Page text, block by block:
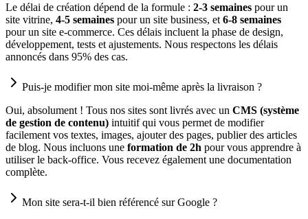
Le délai de création dépend de la formule : 2-3 semaines pour un
site vitrine, 4-5 semaines pour un site business, et 6-8 semaines
pour un site e-commerce. Ces délais incluent la phase de design,
développement, tests et ajustements. Nous respectons les délais
annoncés dans 95% des cas.
Puis-je modifier mon site moi-même après la livraison ?
Oui, absolument ! Tous nos sites sont livrés avec un CMS (système
de gestion de contenu) intuitif qui vous permet de modifier
facilement vos textes, images, ajouter des pages, publier des articles
de blog. Nous incluons une formation de 2h pour vous apprendre à
utiliser le back-office. Vous recevez également une documentation
complète.
Mon site sera-t-il bien référencé sur Google ?